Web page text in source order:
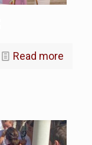
Read more